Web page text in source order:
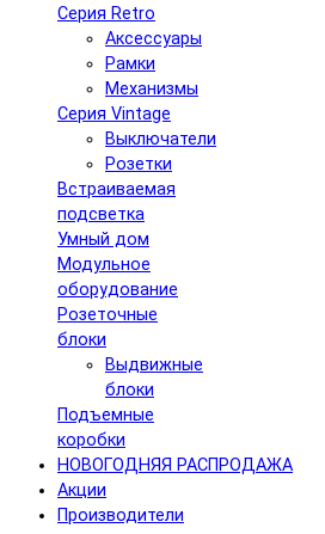
Серия Retro
Аксессуары
Рамки
Механизмы
Серия Vintage
Выключатели
Розетки
Встраиваемая
подсветка
Умный дом
Модульное
оборудование
Розеточные
блоки
Выдвижные
блоки
Подъемные
коробки
НОВОГОДНЯЯ РАСПРОДАЖА
Акции
Производители